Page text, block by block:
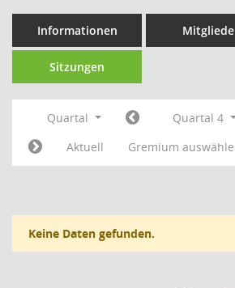
Informationen
Sitzungen
Quartal Quartal 4
Aktuell
Gremium
Keine Daten gefunden.